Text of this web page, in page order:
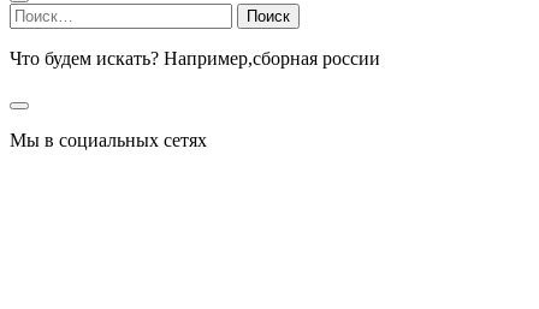
Найти:
Что будем искать? Например,сборная россии
Мы в социальных сетях